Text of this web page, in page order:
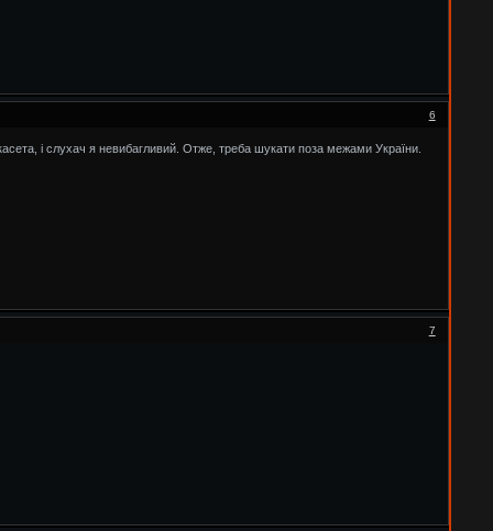
6
і слухач я невибагливий. Отже, треба шукати поза межами України.
7